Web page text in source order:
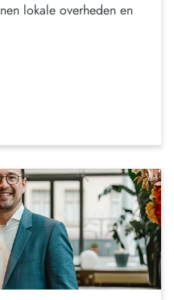
lokale overheden en